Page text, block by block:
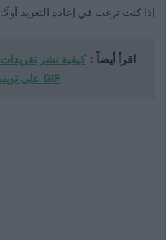
إذا كنت ترغب في إعادة التغريد أولًا:
اقرأ أيضاً : كيفية نشر
GIF على تويتر - الأبعاد